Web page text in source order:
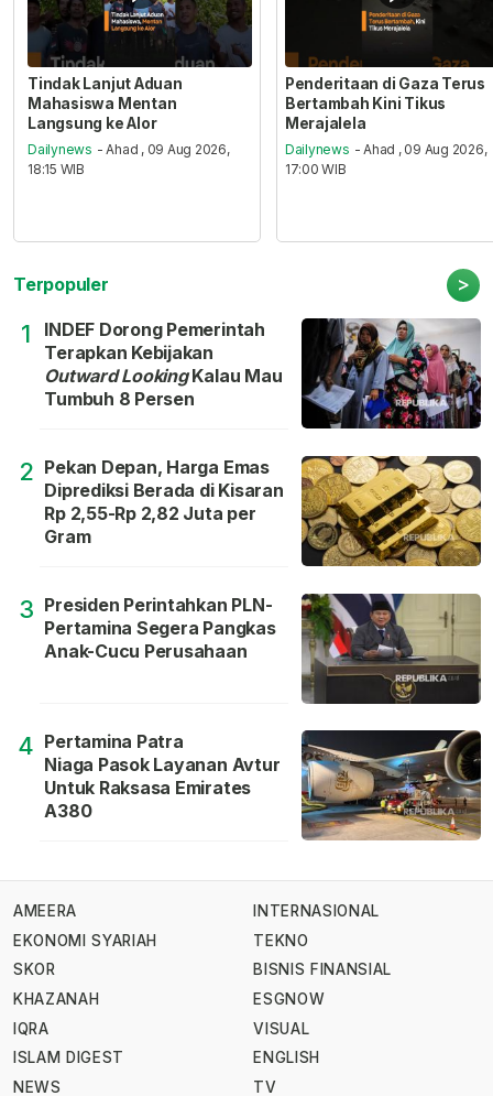
Tindak Lanjut Aduan
Mahasiswa Mentan
Langsung ke Alor
Dailynews - Ahad , 09 Aug 2026,
18:15 WIB
Penderitaan di Gaza Terus
Bertambah Kini Tikus
Merajalela
Dailynews - Ahad , 09 Aug 2026,
17:00 WIB
Terpopuler >
1
INDEF Dorong Pemerintah
Terapkan Kebijakan
Outward LookingKalau Mau
Tumbuh 8 Persen
2 Pekan Depan, Harga Emas
Diprediksi Berada di Kisaran
Rp 2,55-Rp 2,82 Juta per
Gram
3 Presiden Perintahkan PLN-
Pertamina Segera Pangkas
Anak-Cucu Perusahaan
4 Pertamina Patra
Niaga Pasok Layanan Avtur
Untuk Raksasa Emirates
A380
AMEERA
EKONOMI SYARIAH
SKOR
KHAZANAH
IQRA
ISLAM DIGEST
NEWS
INTERNASIONAL
TEKNO
BISNIS FINANSIAL
ESGNOW
VISUAL
ENGLISH
TV